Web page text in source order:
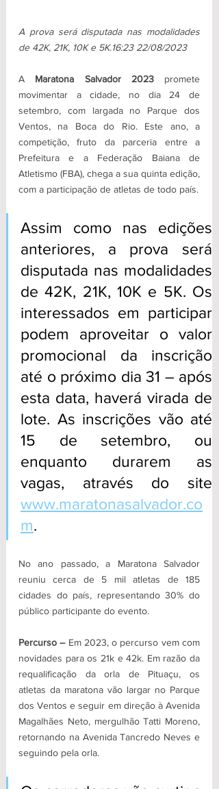
A prova será disputada nas modalidades
de 42K, 21K, 10K e 5K.16:23 22/08/2023
A Maratona Salvador 2023 promete
movimentar a cidade, no dia 24 de
setembro, com largada no Parque dos
Ventos, na Boca do Rio. Este ano, a
competição, fruto da parceria entre a
Prefeitura e a Federação Baiana de
Atletismo (FBA), chega a sua quinta edição,
Assim como nas edições
anteriores, a prova será
disputada nas modalidades
de 42K, 21K, 10K e 5K. Os
interessados em participar
podem aproveitar o valor
promocional da inscrição
até o próximo dia 31 – após
esta data, haverá virada de
lote. As inscrições vão até
15 de setembro, ou
enquanto durarem as
www.maratonasalvador.co
m.
No ano passado, a Maratona Salvador
reuniu cerca de 5 mil atletas de 185
cidades do país, representando 30% do
público participante do evento.
Percurso – Em 2023, o percurso vem com
novidades para os 21k e 42k. Em razão da
requalificação da orla de Pituaçu, os
atletas da maratona vão largar no Parque
dos Ventos e seguir em direção à Avenida
Magalhães Neto, mergulhão Tatti Moreno,
retornando na Avenida Tancredo Neves e
seguindo pela orla.